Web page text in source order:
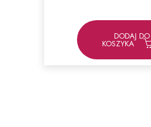
DODAJ DO
KOSZYKA